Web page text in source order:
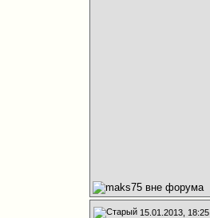
15.01.2013, 18:25